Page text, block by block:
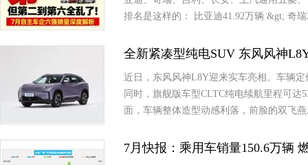
排名是这样的： 比亚迪41.92万辆 &gt; 奇
全新紧凑型纯电SUV 东风风神
近日，东风风神L8Y迎来实车亮相。车辆
同时，旗舰版车型CLTC纯电续航里程可
面，车辆整体造型动感利落，前脸的双飞
7月快报：乘用车销量150.6万辆